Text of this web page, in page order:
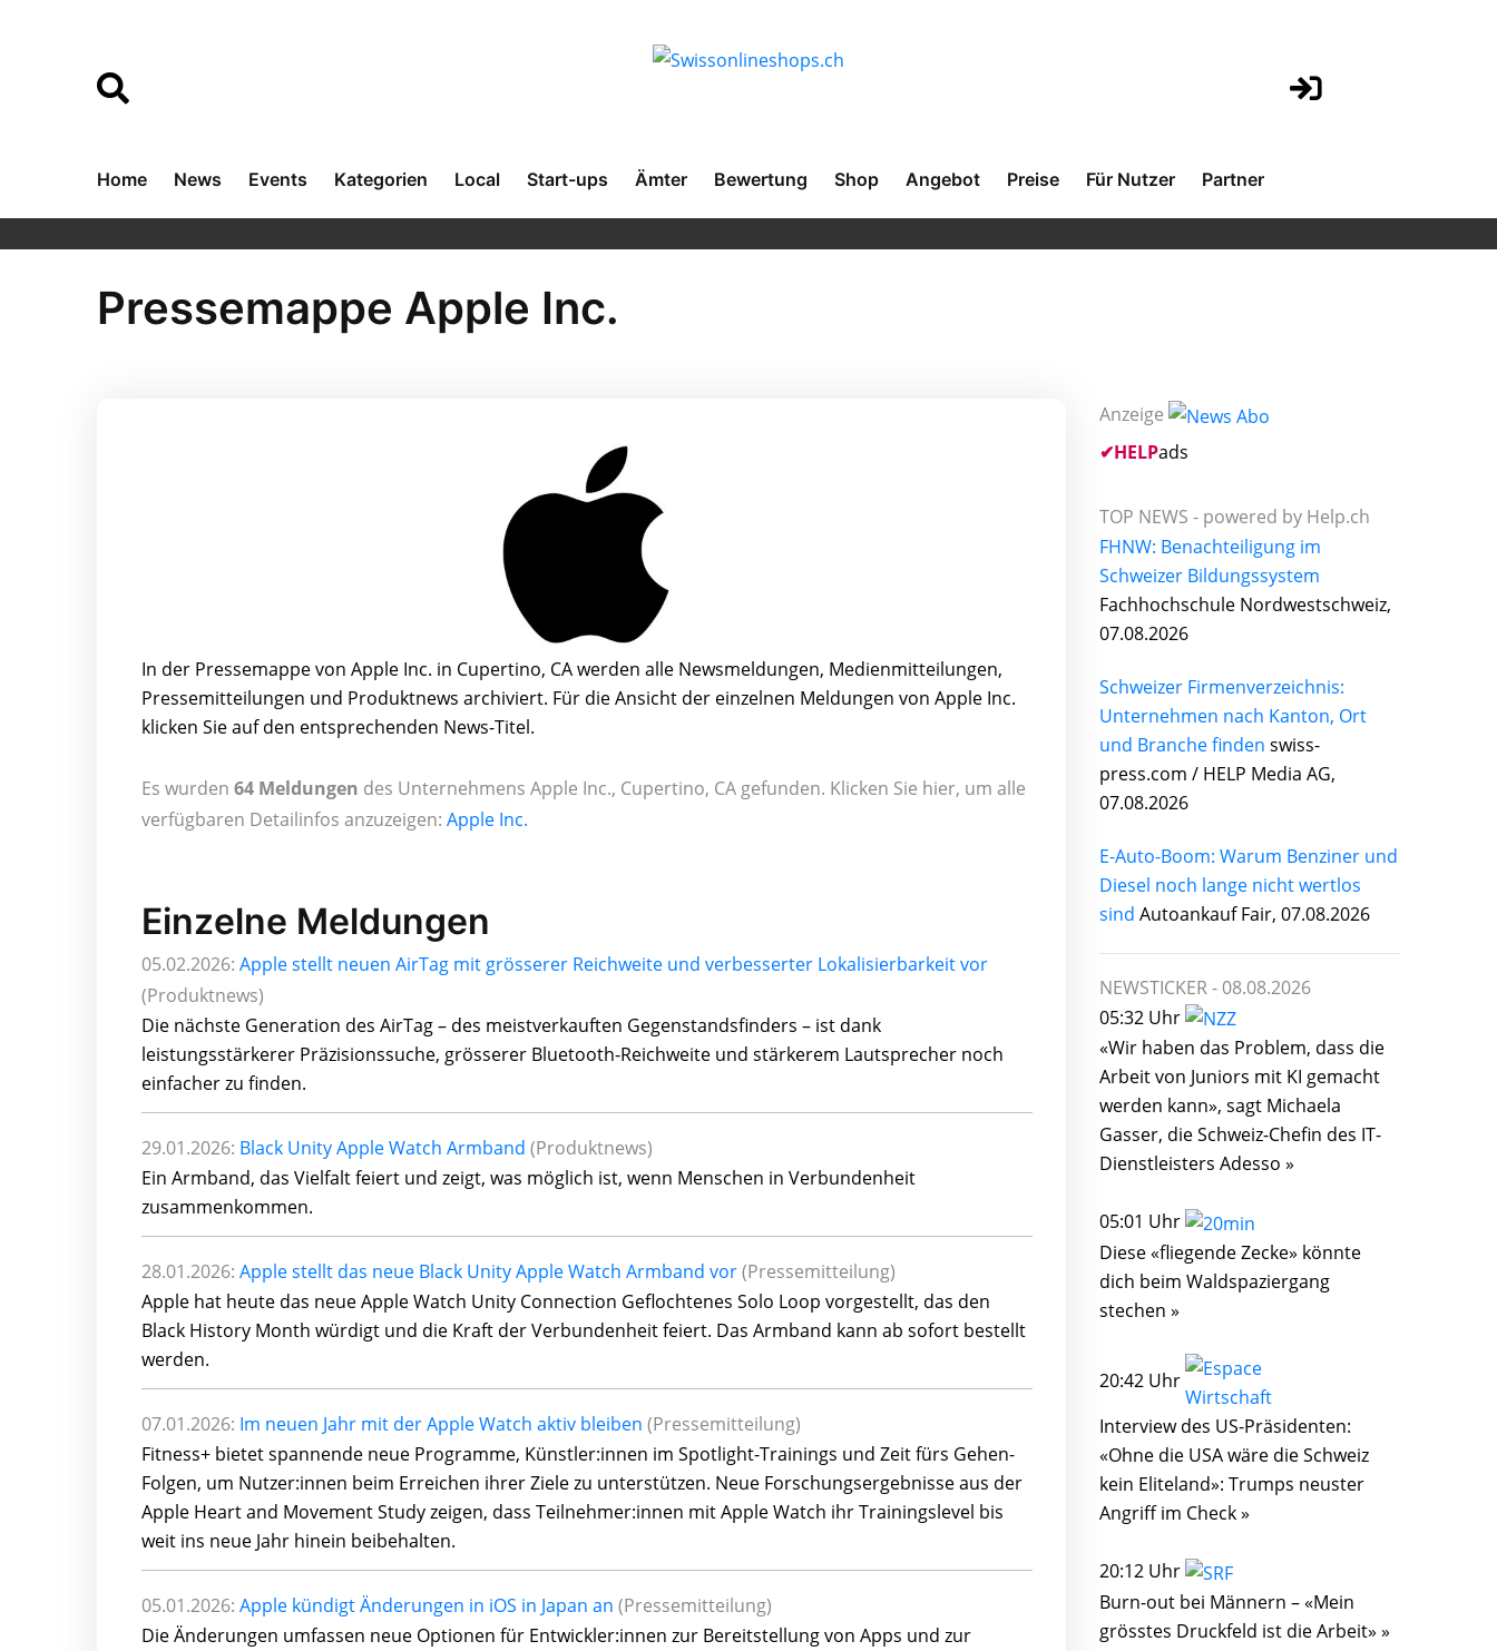
Home News Events Kategorien Local Start-ups Ämter Bewertung Shop Angebot Preise Für Nutzer Partner
Pressemappe Apple Inc.
In der Pressemappe von Apple Inc. in Cupertino, CA werden alle Newsmeldungen, Medienmitteilungen,
Pressemitteilungen und Produktnews archiviert. Für die Ansicht der einzelnen Meldungen von Apple Inc.
klicken Sie auf den entsprechenden News-Titel.
Es wurden 64 Meldungen des Unternehmens Apple Inc., Cupertino, CA gefunden. Klicken Sie hier, um alle
verfügbaren Detailinfos anzuzeigen: Apple Inc.
Einzelne Meldungen
05.02.2026: Apple stellt neuen AirTag mit grösserer Reichweite und verbesserter Lokalisierbarkeit vor
(Produktnews)
Die nächste Generation des AirTag – des meistverkauften Gegenstandsfinders – ist dank
leistungsstärkerer Präzisionssuche, grösserer Bluetooth-Reichweite und stärkerem Lautsprecher noch
einfacher zu finden.
29.01.2026: Black Unity Apple Watch Armband (Produktnews)
Ein Armband, das Vielfalt feiert und zeigt, was möglich ist, wenn Menschen in Verbundenheit
zusammenkommen.
28.01.2026: Apple stellt das neue Black Unity Apple Watch Armband vor(Pressemitteilung)
Apple hat heute das neue Apple Watch Unity Connection Geflochtenes Solo Loop vorgestellt, das den
Black History Month würdigt und die Kraft der Verbundenheit feiert. Das Armband kann ab sofort bestellt
werden.
07.01.2026: Im neuen Jahr mit der Apple Watch aktiv bleiben (Pressemitteilung)
Fitness+ bietet spannende neue Programme, Künstler:innen im Spotlight-Trainings und Zeit fürs Gehen-
Folgen, um Nutzer:innen beim Erreichen ihrer Ziele zu unterstützen. Neue Forschungsergebnisse aus der
Apple Heart and Movement Study zeigen, dass Teilnehmer:innen mit Apple Watch ihr Trainingslevel bis
weit ins neue Jahr hinein beibehalten.
05.01.2026: Apple kündigt Änderungen in iOS in Japan an (Pressemitteilung)
Die Änderungen umfassen neue Optionen für Entwickler:innen zur Bereitstellung von Apps und zur
Anzeige
✔HELPads
TOP NEWS - powered by Help.ch
FHNW: Benachteiligung im
Schweizer Bildungssystem
Fachhochschule Nordwestschweiz,
07.08.2026
Schweizer Firmenverzeichnis:
Unternehmen nach Kanton, Ort
und Branche finden swiss-
press.com / HELP Media AG,
07.08.2026
E-Auto-Boom: Warum Benziner und
Diesel noch lange nicht wertlos
sind Autoankauf Fair, 07.08.2026
NEWSTICKER - 08.08.2026
05:32 Uhr
«Wir haben das Problem, dass die
Arbeit von Juniors mit KI gemacht
werden kann», sagt Michaela
Gasser, die Schweiz-Chefin des IT-
Dienstleisters Adesso »
05:01 Uhr
Diese «fliegende Zecke» könnte
dich beim Waldspaziergang
stechen »
20:42 Uhr
Interview des US-Präsidenten:
«Ohne die USA wäre die Schweiz
kein Eliteland»: Trumps neuster
Angriff im Check »
20:12 Uhr
Burn-out bei Männern – «Mein
grösstes Druckfeld ist die Arbeit» »